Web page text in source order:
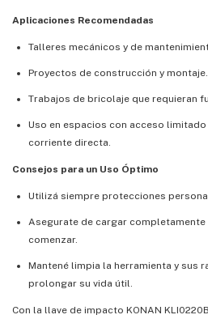
Aplicaciones Recomendadas
Talleres mecánicos y de
Proyectos de construcción y montaje.
Trabajos de bricolaje que requieran
Uso en espacios con acceso
corriente directa.
Consejos para un Uso Óptimo
Utilizá siempre protecciones
Asegurate de cargar
comenzar.
Mantené limpia la herramienta y sus
prolongar su vida útil.
Con la llave de impacto KONAN